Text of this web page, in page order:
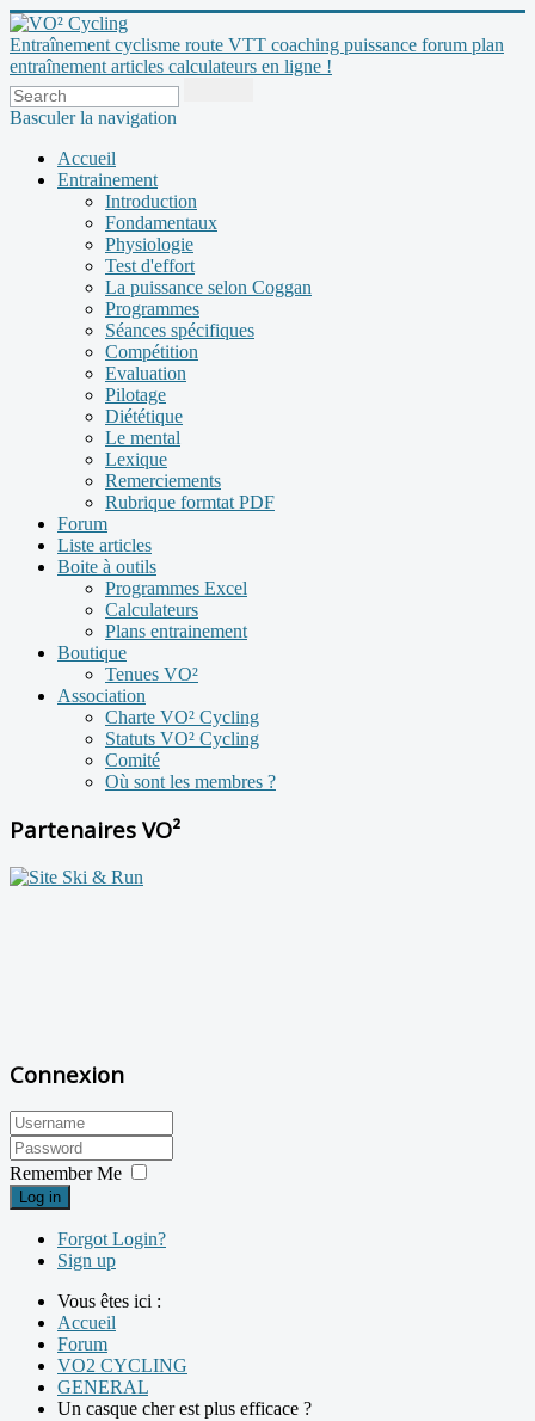
Entraînement cyclisme route VTT coaching puissance forum plan
entraînement articles calculateurs en ligne !
Basculer la navigation
Accueil
Entrainement
Introduction
Fondamentaux
Physiologie
Test d'effort
La puissance selon Coggan
Programmes
Séances spécifiques
Compétition
Evaluation
Pilotage
Diététique
Le mental
Lexique
Remerciements
Rubrique formtat PDF
Forum
Liste articles
Boite à outils
Programmes Excel
Calculateurs
Plans entrainement
Boutique
Tenues VO²
Association
Charte VO² Cycling
Statuts VO² Cycling
Comité
Où sont les membres ?
Partenaires VO²
Connexion
Remember Me
Log in
Forgot Login?
Sign up
Vous êtes ici :
Accueil
Forum
VO2 CYCLING
GENERAL
Un casque cher est plus efficace ?